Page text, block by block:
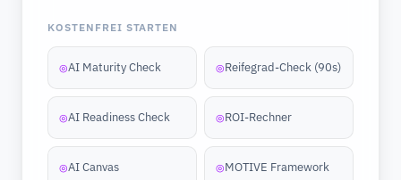
KOSTENFREI STARTEN
◎AI Maturity Check ◎Reifegrad-Check (90s)
◎AI Readiness Check ◎ROI-Rechner
◎AI Canvas ◎MOTIVE Framework